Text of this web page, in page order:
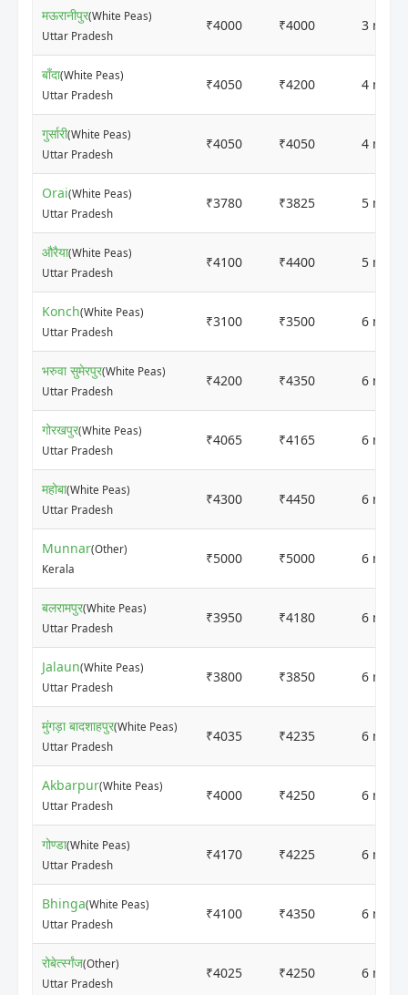
मऊरानीपुर(White Peas)
Uttar Pradesh
₹4000 ₹4000 3
बाँदा(White Peas)
Uttar Pradesh
₹4050 ₹4200 4
गुर्सारी(White Peas)
Uttar Pradesh
₹4050 ₹4050 4
Orai(White Peas)
Uttar Pradesh
₹3780 ₹3825 5
औरैया(White Peas)
Uttar Pradesh
₹4100 ₹4400 5
Konch(White Peas)
Uttar Pradesh
₹3100 ₹3500 6
भरुवा सुमेरपुर(White Peas)
Uttar Pradesh
₹4200 ₹4350 6
गोरखपुर(White Peas)
Uttar Pradesh
₹4065 ₹4165 6
महोबा(White Peas)
Uttar Pradesh
₹4300 ₹4450 6
Munnar(Other)
Kerala
₹5000 ₹5000 6
बलरामपुर(White Peas)
Uttar Pradesh
₹3950 ₹4180 6
Jalaun(White Peas)
Uttar Pradesh
₹3800 ₹3850 6
मुंगड़ा बादशाहपुर(White Peas)
Uttar Pradesh
₹4035 ₹4235 6
Akbarpur(White Peas)
Uttar Pradesh
₹4000 ₹4250 6
गोण्डा(White Peas)
Uttar Pradesh
₹4170 ₹4225 6
Bhinga(White Peas)
Uttar Pradesh
₹4100 ₹4350 6
रोबेर्त्स्गंज(Other)
Uttar Pradesh
₹4025 ₹4250 6